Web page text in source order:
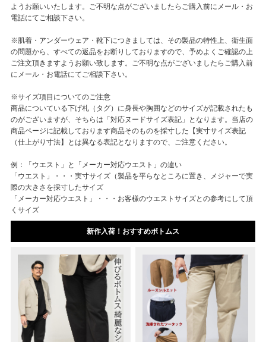
ようお願いいたします。ご不明な点がございましたらご購入前にメール・お
電話にてご相談下さい。
※肌着・アンダーウェア・靴下につきましては、その製品の特性上、衛生面
の問題から、すべての返品をお断りしておりますので、予めよくご確認の上
ご注文頂きますようお願い致します。ご不明な点がございましたらご購入前
にメール・お電話にてご相談下さい。
※サイズ項目についてのご注意
商品についている下げ札（タグ）に身長や胸囲などのサイズが記載されたも
のがございますが、そちらは「対応ヌードサイズ表記」となります。当店の
商品ページに記載しております商品そのものを採寸した【実寸サイズ表記
（仕上がり寸法】とは異なる表記となりますので、ご注意ください。
例：「ウエスト」と「メーカー対応ウエスト」の違い
「ウエスト」・・・実寸サイズ（製品を平らなところに置き、メジャーで実
際の大きさを採寸したサイズ
「メーカー対応ウエスト」・・・お客様のウエストサイズとの参考にして頂
くサイズ
新作入荷！おすすめボトムス